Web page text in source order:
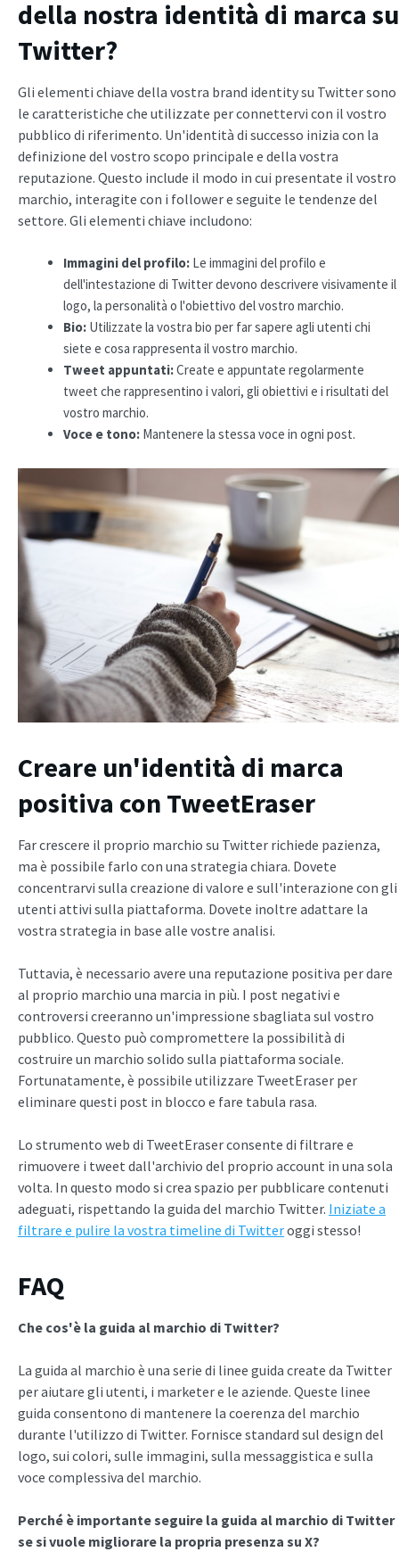
della nostra identità di marca su
Twitter?
Gli elementi chiave della vostra brand identity su Twitter sono
le caratteristiche che utilizzate per connettervi con il vostro
pubblico di riferimento. Un'identità di successo inizia con la
definizione del vostro scopo principale e della vostra
reputazione. Questo include il modo in cui presentate il vostro
marchio, interagite con i follower e seguite le tendenze del
settore. Gli elementi chiave includono:
Immagini del profilo: Le immagini del profilo e
dell'intestazione di Twitter devono descrivere visivamente il
logo, la personalità o l'obiettivo del vostro marchio.
Bio: Utilizzate la vostra bio per far sapere agli utenti chi
siete e cosa rappresenta il vostro marchio.
Tweet appuntati:Create e appuntate regolarmente
tweet che rappresentino i valori, gli obiettivi e i risultati del
vostro marchio.
Voce e tono: Mantenere la stessa voce in ogni post.
Creare un'identità di marca
positiva con TweetEraser
Far crescere il proprio marchio su Twitter richiede pazienza,
ma è possibile farlo con una strategia chiara. Dovete
concentrarvi sulla creazione di valore e sull'interazione con gli
utenti attivi sulla piattaforma. Dovete inoltre adattare la
vostra strategia in base alle vostre analisi.
Tuttavia, è necessario avere una reputazione positiva per dare
al proprio marchio una marcia in più. I post negativi e
controversi creeranno un'impressione sbagliata sul vostro
pubblico. Questo può compromettere la possibilità di
costruire un marchio solido sulla piattaforma sociale.
Fortunatamente, è possibile utilizzare TweetEraser per
eliminare questi post in blocco e fare tabula rasa.
Lo strumento web di TweetEraser consente di filtrare e
rimuovere i tweet dall'archivio del proprio account in una sola
volta. In questo modo si crea spazio per pubblicare contenuti
adeguati, rispettando la guida del marchio Twitter. Iniziate a
filtrare e pulire la vostra timeline di Twitteroggi stesso!
FAQ
Che cos'è la guida al marchio di Twitter?
La guida al marchio è una serie di linee guida create da Twitter
per aiutare gli utenti, i marketer e le aziende. Queste linee
guida consentono di mantenere la coerenza del marchio
durante l'utilizzo di Twitter. Fornisce standard sul design del
logo, sui colori, sulle immagini, sulla messaggistica e sulla
voce complessiva del marchio.
Perché è importante seguire la guida al marchio di Twitter
se si vuole migliorare la propria presenza su X?